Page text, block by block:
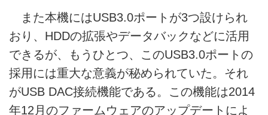
また本機にはUSB3.0ポートが3つ設けられ
おり、HDDの拡張やデータバックなどに活用
できるが、もうひとつ、このUSB3.0ポートの
採用には重大な意義が秘められていた。それ
がUSB DAC接続機能である。この機能は2014
年12月のファームウェアのアップデートによ